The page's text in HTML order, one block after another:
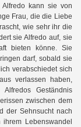
Alfredo kann sie von
Frau, die die Liebe
wie sehr ihr die
sie Alfredo auf, sie
bieten könne. Sie
darf, sobald sie
verabschiedet sich
verlassen haben,
Geständnis
zwischen dem
der Sehnsucht nach
Lebenswandel